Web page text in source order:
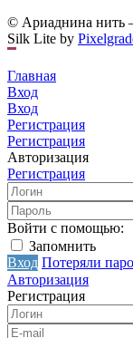
© Ариаднина нить
Silk Lite by
Главная
Вход
Вход
Регистрация
Регистрация
Авторизация
Регистрация
Войти с помощью:
Запомнить
Вход Потеряли
Авторизация
Регистрация